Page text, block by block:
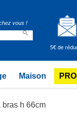
vous !

5€ de
Maison
bras h 66cm